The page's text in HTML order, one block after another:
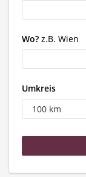
Wo? z.B. Wien
Umkreis